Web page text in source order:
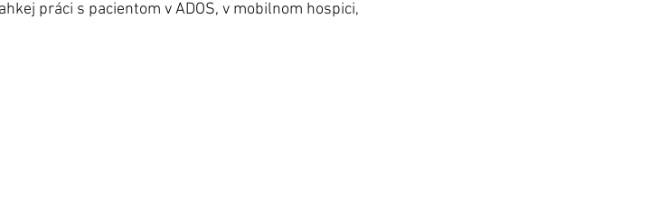
práci s pacientom v ADOS, v mobilnom hospici,